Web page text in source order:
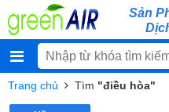
Sản
Trang chủ Tìm "điều hòa"